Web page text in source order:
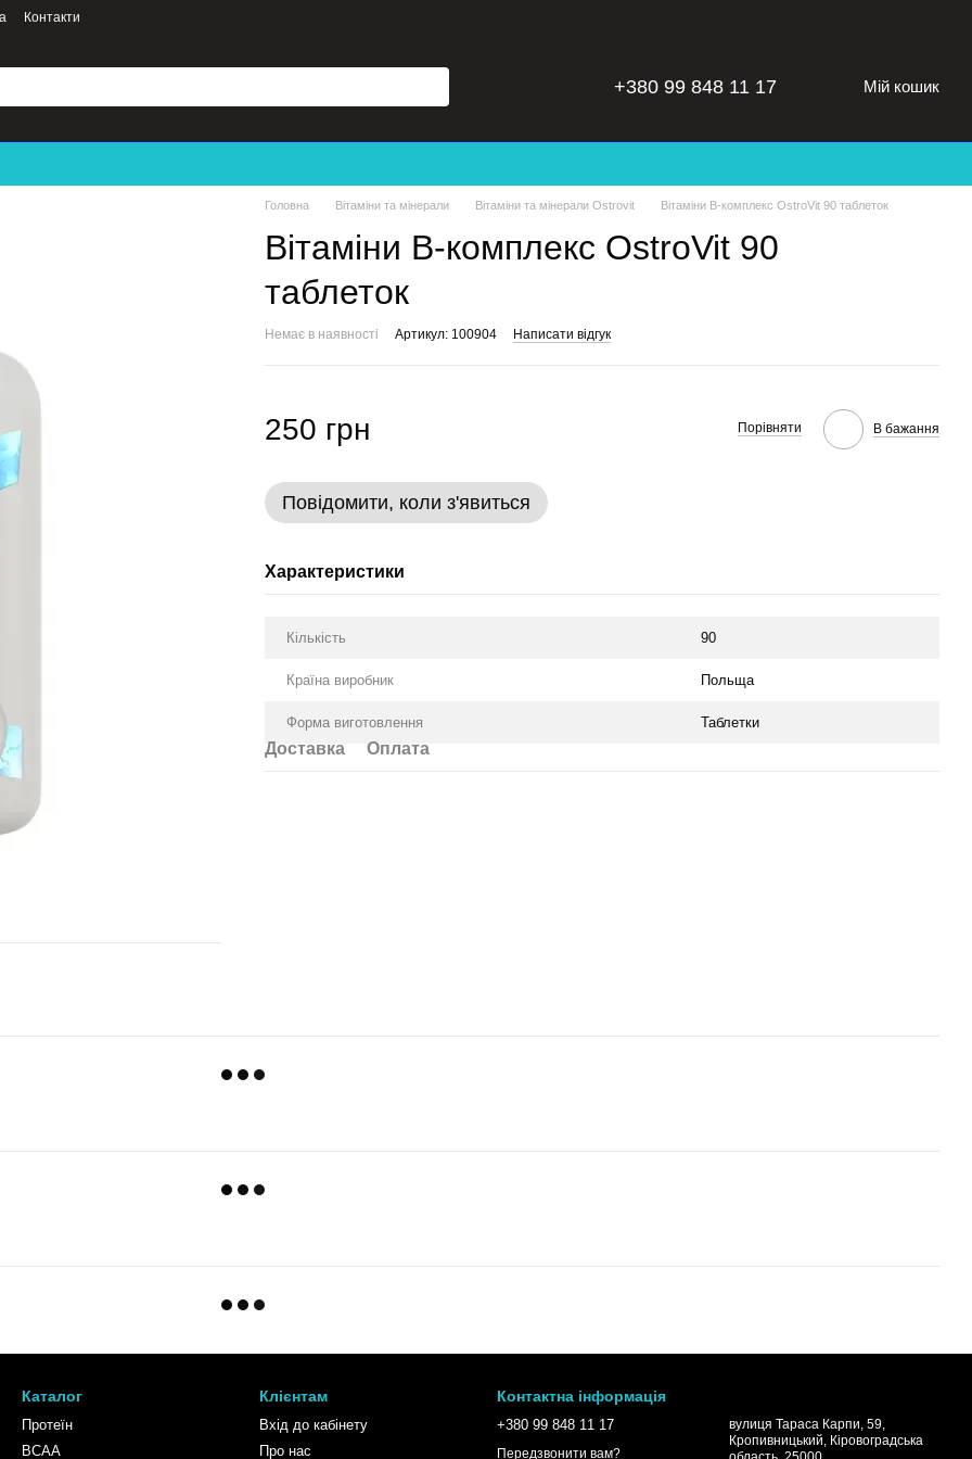
Контакти
+380 99 848 11 17 Мій кошик
Головна Вітаміни та мінерали Вітаміни та мінерали Ostrovit Вітаміни B-комплекс OstroVit 90 таблеток
Вітаміни B-комплекс OstroVit 90
таблеток
Немає в наявності Артикул: 100904 Написати відгук
250 грн Порівняти В бажання
Повідомити, коли з'явиться
Характеристики
Кількість 90
Країна виробник Польща
Форма виготовлення Таблетки
Доставка Оплата
Каталог
Протеїн
BCAA
Клієнтам
Вхід до кабінету
Про нас
Контактна інформація
+380 99 848 11 17
Передзвонити вам?
вулиця Тараса Карпи, 59,
Кропивницький, Кіровоградська